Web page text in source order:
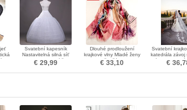
Svatební kapesník
Nastavitelná silná síť
Rozbalit svatební šaty
€ 29,99
Dlouhé prodloužení
krajkové vlny Mladé ženy
květy šátek
€ 33,10
Svatební
katedrála závoj
závoj svatební
€